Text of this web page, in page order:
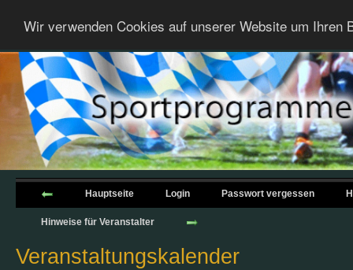
Wir verwenden Cookies auf unserer Website um
Hauptseite Login Passwort vergessen
Hinweise für Veranstalter
Veranstaltungskalender